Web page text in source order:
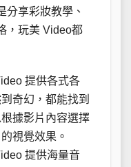
分享彩妝教學、
，玩美 Video都
提供各式各
奇幻，都能找到
據影片內容選擇
視覺效果。
提供海量音